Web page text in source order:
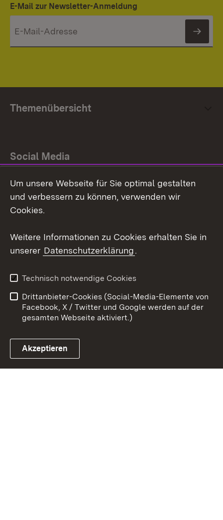
E-Mail zur Newsletter-Anmeldung
Themenübersicht
Social Media
Facebook
Link zum Landesportal
Barrierefreiheit
Kontakt
Cookies
Um unsere Webseite für Sie optimal gestalten
und verbessern zu können, verwenden wir
Cookies.
Weitere Informationen zu Cookies erhalten Sie in
unserer Datenschutzerklärung.
Technisch notwendige Cookies
Drittanbieter-Cookies (Social-Media-Elemente von
Facebook, X / Twitter und Google werden auf der
gesamten Webseite aktiviert.)
Akzeptieren